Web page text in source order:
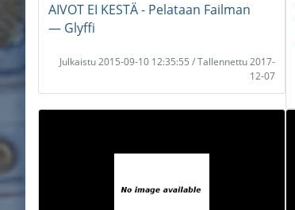
AIVOT EI KESTÄ - Pelataan Failman
― Glyffi
Julkaistu 2015-09-10 12:35:55 / Tallennettu 2017-
12-07